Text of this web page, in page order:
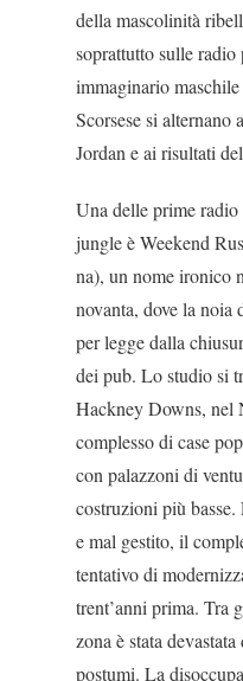
della mascolinità
soprattutto sulle radio
immaginario
Scorsese si alternano
Jordan e ai risultati
Una delle prime radio
jungle è Weekend
na), un nome ironico
novan­ta, dove la noia
per legge dalla
dei pub. Lo studio si
Hackney Downs, nel
complesso di case
con palazzoni di
costruzioni più basse.
e mal gestito, il
tentativo di
trent’anni prima. Tra
zona è stata
postumi. La